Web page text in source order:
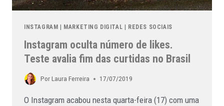
INSTAGRAM | MARKETING DIGITAL | REDES SOCIAIS
Instagram oculta número de likes.
Teste avalia fim das curtidas no Brasil
PorLaura Ferreira 17/07/2019
O Instagram acabou nesta quarta-feira (17) com uma